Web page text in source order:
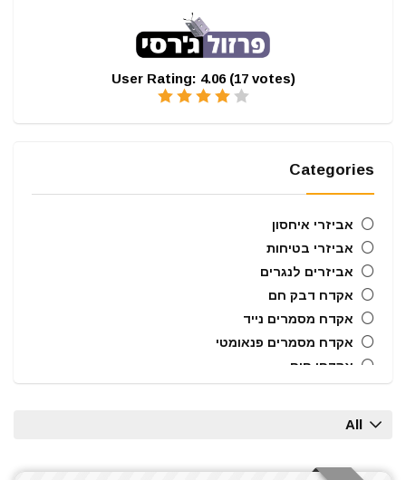
User Rating: 4.06 (17votes)
Categories
אביזרי איחסון
אביזרי בטיחות
אביזרים לנגרים
אקדח דבק חם
אקדח מסמרים נייד
אקדח מסמרים פנאומטי
אקדחי חום
All